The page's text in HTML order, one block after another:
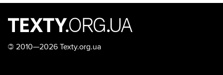
© 2010—2026 Texty.org.ua